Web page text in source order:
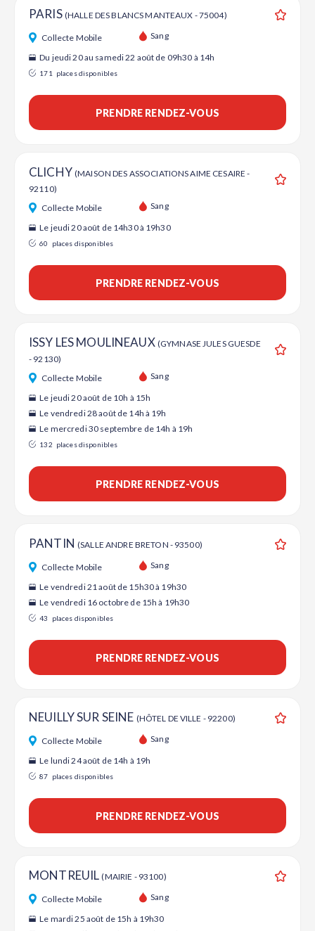
PARIS (HALLE DES BLANCS MANTEAUX - 75004)
Collecte Mobile Sang
Du jeudi 20 au samedi 22 août de 09h30 à 14h
171 places disponibles
PRENDRE RENDEZ-VOUS
CLICHY (MAISON DES ASSOCIATIONS AIME CESAIRE -
92110)
Collecte Mobile Sang
Le jeudi 20 août de 14h30 à 19h30
60 places disponibles
PRENDRE RENDEZ-VOUS
ISSY LES MOULINEAUX (GYMNASE JULES GUESDE
- 92130)
Collecte Mobile Sang
Le jeudi 20 août de 10h à 15h
Le vendredi 28 août de 14h à 19h
Le mercredi 30 septembre de 14h à 19h
132 places disponibles
PRENDRE RENDEZ-VOUS
PANTIN (SALLE ANDRE BRETON - 93500)
Collecte Mobile Sang
Le vendredi 21 août de 15h30 à 19h30
Le vendredi 16 octobre de 15h à 19h30
43 places disponibles
PRENDRE RENDEZ-VOUS
NEUILLY SUR SEINE (HÔTEL DE VILLE - 92200)
Collecte Mobile Sang
Le lundi 24 août de 14h à 19h
87 places disponibles
PRENDRE RENDEZ-VOUS
MONTREUIL(MAIRIE - 93100)
Collecte Mobile Sang
Le mardi 25 août de 15h à 19h30